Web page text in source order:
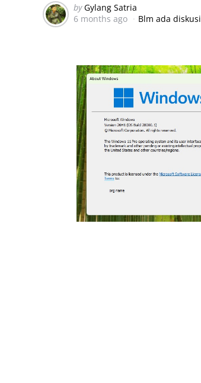
Posted
by
by Gylang Satria
6 months ago
Blm ada diskusi